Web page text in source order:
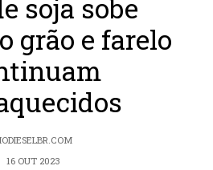
soja sobe
grão e farelo
16 OUT 2023